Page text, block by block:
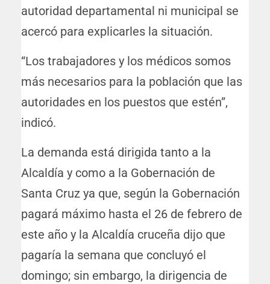
autoridad departamental ni municipal se
acercó para explicarles la situación.
“Los trabajadores y los médicos somos
más necesarios para la población que las
autoridades en los puestos que estén”,
indicó.
La demanda está dirigida tanto a la
Alcaldía y como a la Gobernación de
Santa Cruz ya que, según la Gobernación
pagará máximo hasta el 26 de febrero de
este año y la Alcaldía cruceña dijo que
pagaría la semana que concluyó el
domingo; sin embargo, la dirigencia de